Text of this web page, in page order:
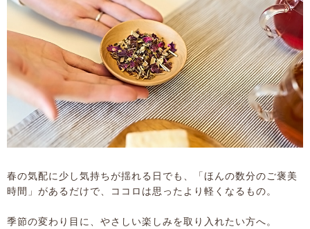
春の気配に少し気持ちが揺れる日でも、「ほんの数分のご褒美
時間」があるだけで、ココロは思ったより軽くなるもの。
季節の変わり目に、やさしい楽しみを取り入れたい方へ。